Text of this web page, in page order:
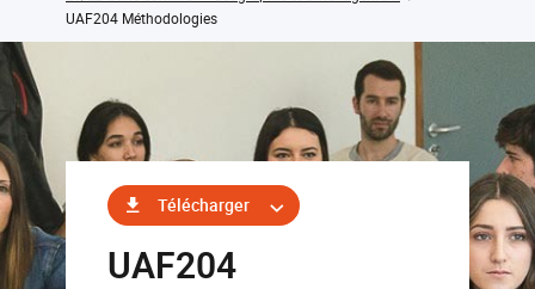
UAF204 Méthodologies
Télécharger
UAF204